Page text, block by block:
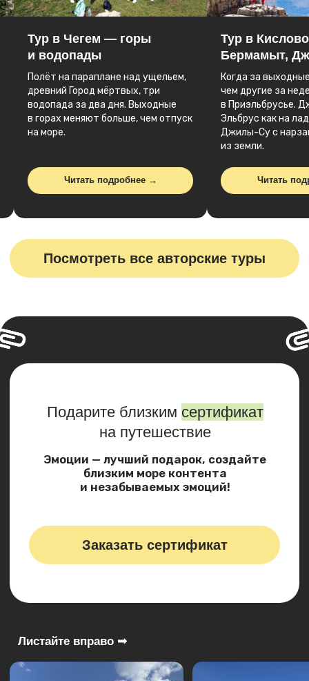
Тур в Чегем — горы
и водопады
Полёт на параплане над ущельем,
древний Город мёртвых, три
водопада за два дня. Выходные
в горах меняют больше, чем отпуск
на море.
Читать подробнее →
Тур в
Бермамыт,
Когда за
чем другие за
в Приэльбрусье.
Эльбрус как на
Джилы-Су с
из земли.
Читать
+7 (999) 415-63-00
Политика конфиденциальности
Архив туров
Публичная оферта
И мы с Вами свяжемся
в самое ближайшее время!